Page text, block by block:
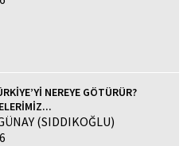
NEREYE GÖTÜRÜR?
(SIDDIKOĞLU)